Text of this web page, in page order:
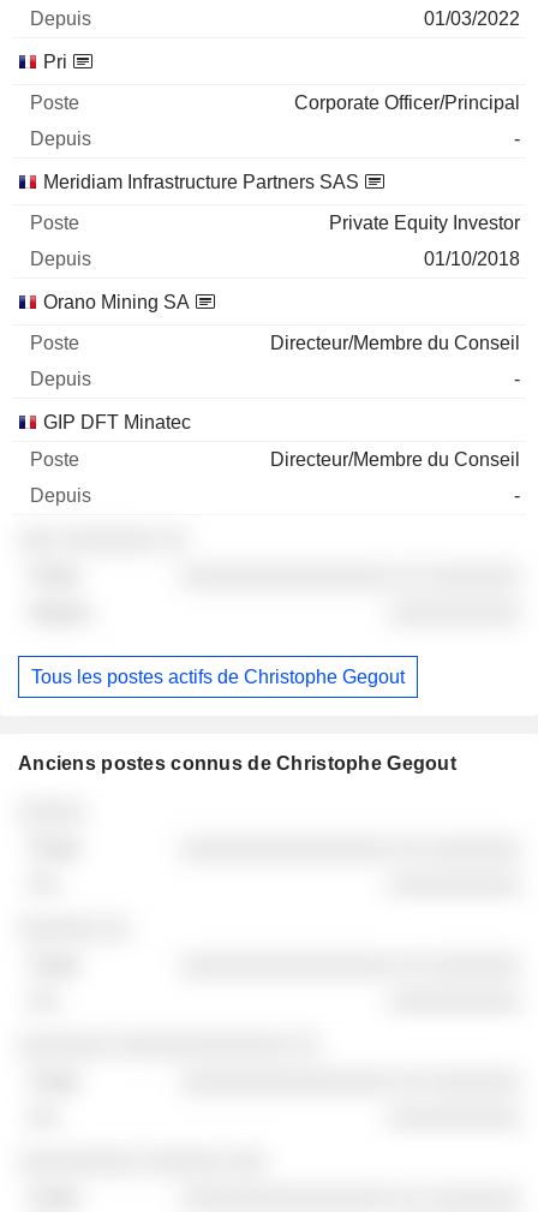
01/03/2022
Pri
Corporate Officer/Principal
-
Meridiam Infrastructure Partners SAS
Private Equity Investor
01/10/2018
Orano Mining SA
Directeur/Membre du Conseil
-
GIP DFT Minatec
Directeur/Membre du Conseil
-
Tous les postes actifs de Christophe Gegout
Anciens postes connus de Christophe Gegout